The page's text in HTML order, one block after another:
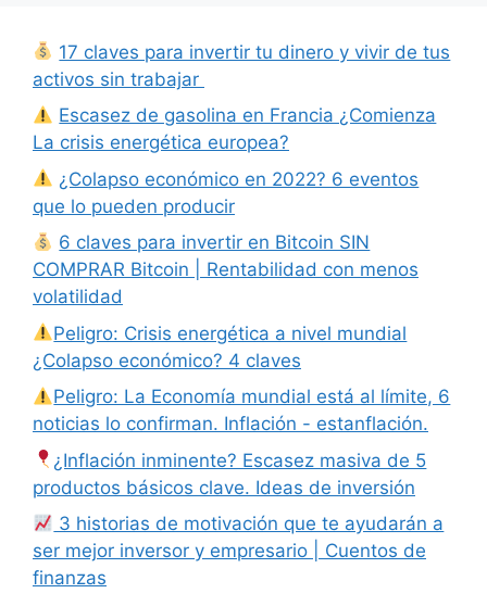
17 claves para invertir tu dinero y vivir de tus
activos sin trabajar
Escasez de gasolina en Francia ¿Comienza
La crisis energética europea?
¿Colapso económico en 2022? 6 eventos
que lo pueden producir
6 claves para invertir en Bitcoin SIN
COMPRAR Bitcoin | Rentabilidad con menos
volatilidad
Peligro: Crisis energética a nivel mundial
¿Colapso económico? 4 claves
Peligro: La Economía mundial está al límite, 6
noticias lo confirman. Inflación - estanflación.
¿Inflación inminente? Escasez masiva de 5
productos básicos clave. Ideas de inversión
3 historias de motivación que te ayudarán a
ser mejor inversor y empresario | Cuentos de
finanzas